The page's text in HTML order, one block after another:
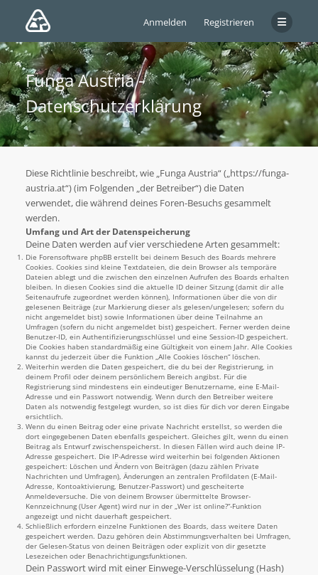
Anmelden Registrieren
Funga Austria -
Datenschutzerklärung
Diese Richtlinie beschreibt, wie „Funga Austria“ („https://funga-
austria.at“) (im Folgenden „der Betreiber“) die Daten
verwendet, die während deines Foren-Besuchs gesammelt
werden.
Umfang und Art der Datenspeicherung
Deine Daten werden auf vier verschiedene Arten gesammelt:
Die Forensoftware phpBB erstellt bei deinem Besuch des Boards mehrere
Cookies. Cookies sind kleine Textdateien, die dein Browser als temporäre
Dateien ablegt und die zwischen den einzelnen Aufrufen des Boards erhalten
bleiben. In diesen Cookies sind die aktuelle ID deiner Sitzung (damit dir alle
Seitenaufrufe zugeordnet werden können), Informationen über die von dir
gelesenen Beiträge (zur Markierung dieser als gelesen/ungelesen; sofern du
nicht angemeldet bist) sowie Informationen über deine Teilnahme an
Umfragen (sofern du nicht angemeldet bist) gespeichert. Ferner werden deine
Benutzer-ID, ein Authentifizierungsschlüssel und eine Session-ID gespeichert.
Die Cookies haben standardmäßig eine Gültigkeit von einem Jahr. Alle Cookies
kannst du jederzeit über die Funktion „Alle Cookies löschen“ löschen.
Weiterhin werden die Daten gespeichert, die du bei der Registrierung, in
deinem Profil oder deinem persönlichem Bereich angibst. Für die
Registrierung sind mindestens ein eindeutiger Benutzername, eine E-Mail-
Adresse und ein Passwort notwendig. Wenn durch den Betreiber weitere
Daten als notwendig festgelegt wurden, so ist dies für dich vor deren Eingabe
ersichtlich.
Wenn du einen Beitrag oder eine private Nachricht erstellst, so werden die
dort eingegebenen Daten ebenfalls gespeichert. Gleiches gilt, wenn du einen
Beitrag als Entwurf zwischenspeicherst. In diesen Fällen wird auch deine IP-
Adresse gespeichert. Die IP-Adresse wird weiterhin bei folgenden Aktionen
gespeichert: Löschen und Ändern von Beiträgen (dazu zählen Private
Nachrichten und Umfragen), Änderungen an zentralen Profildaten (E-Mail-
Adresse, Kontoaktivierung, Benutzer-Passwort) und gescheiterte
Anmeldeversuche. Die von deinem Browser übermittelte Browser-
Kennzeichnung (User Agent) wird nur in der „Wer ist online?“-Funktion
angezeigt und nicht dauerhaft gespeichert.
Schließlich erfordern einzelne Funktionen des Boards, dass weitere Daten
gespeichert werden. Dazu gehören dein Abstimmungsverhalten bei Umfragen,
der Gelesen-Status von deinen Beiträgen oder explizit von dir gesetzte
Lesezeichen oder Benachrichtigungsfunktionen.
Dein Passwort wird mit einer Einwege-Verschlüsselung (Hash)